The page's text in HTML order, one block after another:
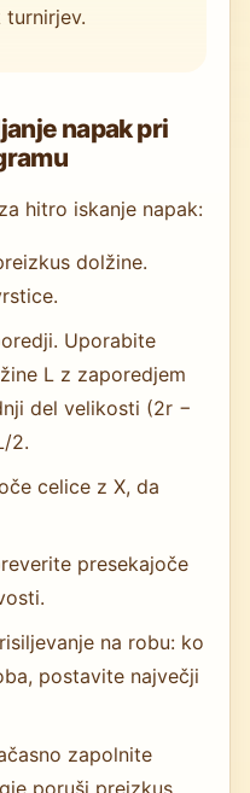
turnirjev.
napak pri
hitro iskanje napak:
dolžine.
Uporabite
L z zaporedjem
del velikosti (2r −
2.
celice z X, da
presekajoče
na robu: ko
postavite največji
zapolnite
poruši preizkus